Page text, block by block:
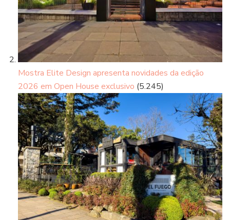
Mostra Elite Design apresenta novidades da edição
2026 em Open House exclusivo (5.245)